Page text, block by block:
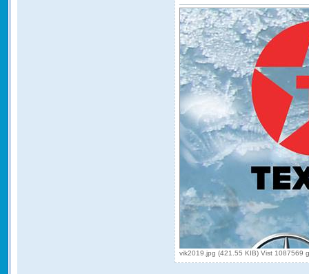
vik2019.jpg (421.55 KIB) Vist 1087569